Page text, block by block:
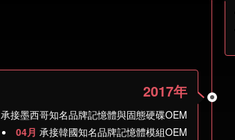
2017年
承接墨西哥知名品牌記憶體與固態硬碟OEM
04月 承接韓國知名品牌記憶體模組OEM